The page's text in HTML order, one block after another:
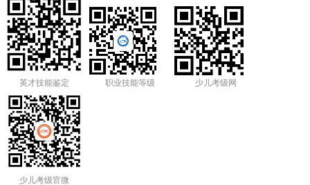
英才技能鉴定 职业技能等级 少儿考级网
少儿考级官微